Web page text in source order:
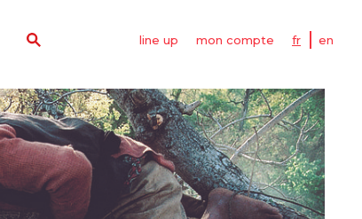
line up mon compte fr en